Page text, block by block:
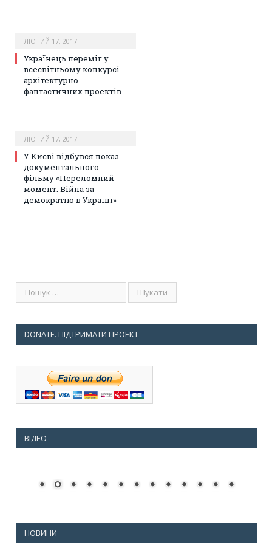
ЛЮТИЙ 17, 2017
Українець переміг у
всесвітньому конкурсі
архітектурно-
фантастичних проектів
ЛЮТИЙ 17, 2017
У Києві відбувся показ
документального
фільму «Переломний
момент: Війна за
демократію в Україні»
DONATE. ПІДТРИМАТИ ПРОЕКТ
ВІДЕО
НОВИНИ